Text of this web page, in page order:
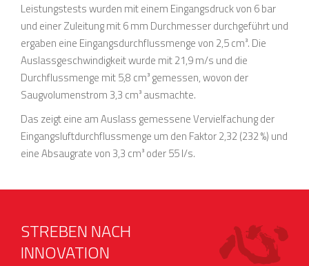
Leistungstests wurden mit einem Eingangsdruck von 6 bar
und einer Zuleitung mit 6 mm Durchmesser durchgeführt und
ergaben eine Eingangsdurchflussmenge von 2,5 cm³. Die
Auslassgeschwindigkeit wurde mit 21,9 m/s und die
Durchflussmenge mit 5,8 cm³ gemessen, wovon der
Saugvolumenstrom 3,3 cm³ ausmachte.
Das zeigt eine am Auslass gemessene Vervielfachung der
Eingangsluftdurchflussmenge um den Faktor 2,32 (232 %) und
eine Absaugrate von 3,3 cm³ oder 55 l/s.
STREBEN NACH
INNOVATION